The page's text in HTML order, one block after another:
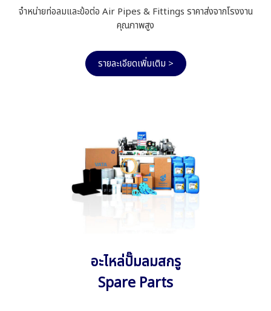
จำหน่ายท่อลมและข้อต่อ Air Pipes & Fittings ราคาส่งจากโรงงาน
คุณภาพสูง
รายละเอียดเพิ่มเติม >
อะไหล่ปั๊มลมสกรู
Spare Parts